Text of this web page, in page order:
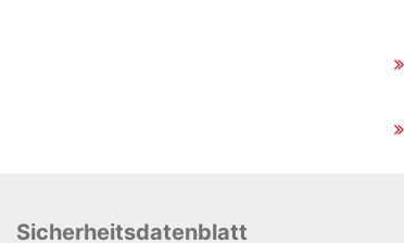
Sicherheitsdatenblatt